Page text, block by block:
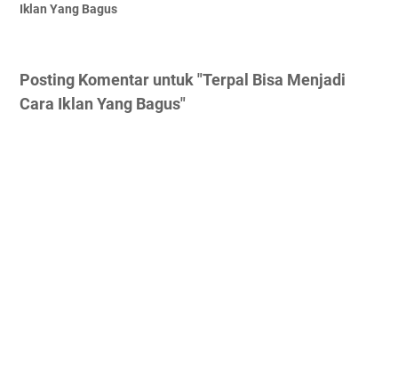
Iklan Yang Bagus
Posting Komentar untuk "Terpal Bisa Menjadi
Cara Iklan Yang Bagus"